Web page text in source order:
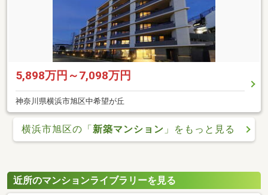
5,898万円～7,098万円
神奈川県横浜市旭区中希望が丘
横浜市旭区の「新築マンション 」をもっと見る
近所のマンションライブラリーを見る